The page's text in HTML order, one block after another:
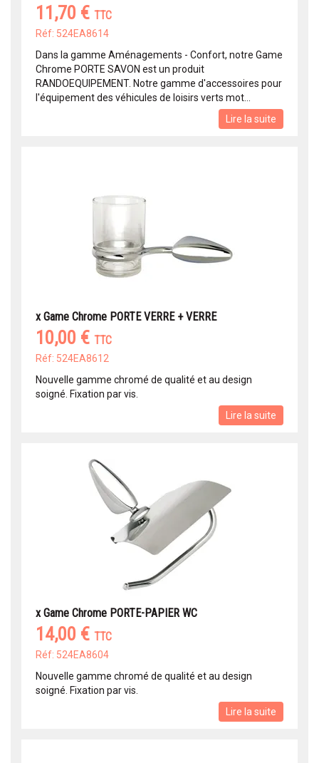
11,70 € TTC
Réf: 524EA8614
Dans la gamme Aménagements - Confort, notre Game
Chrome PORTE SAVON est un produit
RANDOEQUIPEMENT. Notre gamme d'accessoires pour
l'équipement des véhicules de loisirs verts mot...
Lire la suite
x Game Chrome PORTE VERRE + VERRE
10,00 € TTC
Réf: 524EA8612
Nouvelle gamme chromé de qualité et au design
soigné. Fixation par vis.
Lire la suite
x Game Chrome PORTE-PAPIER WC
14,00 € TTC
Réf: 524EA8604
Nouvelle gamme chromé de qualité et au design
soigné. Fixation par vis.
Lire la suite